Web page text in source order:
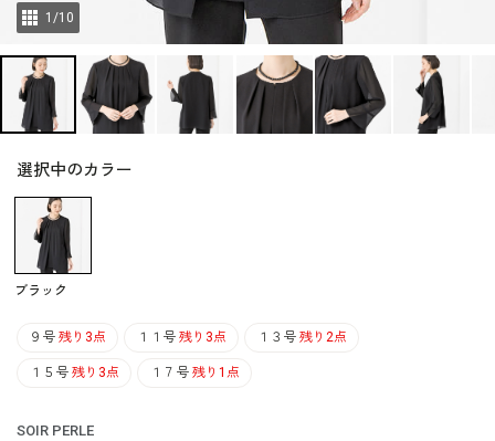
1 /10
選択中のカラー
ブラック
９号 残り3点 １１号 残り3点 １３号 残り2点
１５号 残り3点 １７号 残り1点
SOIR PERLE